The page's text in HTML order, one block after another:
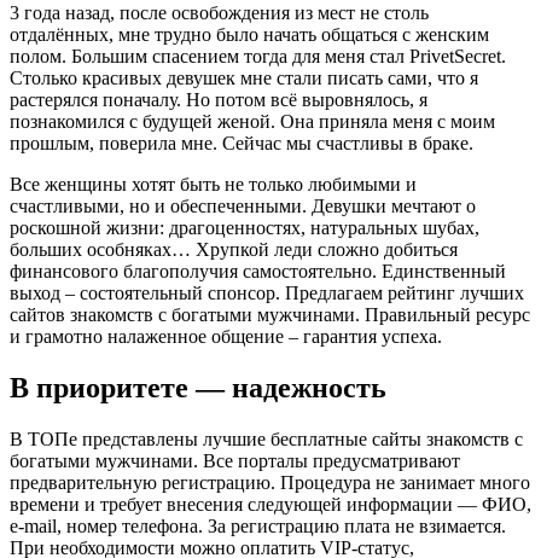
3 года назад, после освобождения из мест не столь
отдалённых, мне трудно было начать общаться с женским
полом. Большим спасением тогда для меня стал PrivetSecret.
Столько красивых девушек мне стали писать сами, что я
растерялся поначалу. Но потом всё выровнялось, я
познакомился с будущей женой. Она приняла меня с моим
прошлым, поверила мне. Сейчас мы счастливы в браке.
Все женщины хотят быть не только любимыми и
счастливыми, но и обеспеченными. Девушки мечтают о
роскошной жизни: драгоценностях, натуральных шубах,
больших особняках… Хрупкой леди сложно добиться
финансового благополучия самостоятельно. Единственный
выход – состоятельный спонсор. Предлагаем рейтинг лучших
сайтов знакомств с богатыми мужчинами. Правильный ресурс
и грамотно налаженное общение – гарантия успеха.
В приоритете — надежность
В ТОПе представлены лучшие бесплатные сайты знакомств с
богатыми мужчинами. Все порталы предусматривают
предварительную регистрацию. Процедура не занимает много
времени и требует внесения следующей информации — ФИО,
e-mail, номер телефона. За регистрацию плата не взимается.
При необходимости можно оплатить VIP-статус,